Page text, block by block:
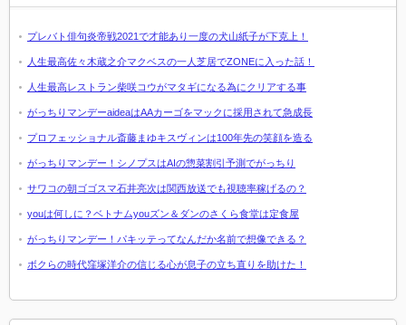
プレバト俳句炎帝戦2021で才能あり一度の犬山紙子が下克上！
人生最高佐々木蔵之介マクベスの一人芝居でZONEに入った話！
人生最高レストラン柴咲コウがマタギになる為にクリアする事
がっちりマンデーaideaはAAカーゴをマックに採用されて急成長
プロフェッショナル斎藤まゆキスヴィンは100年先の笑顔を造る
がっちりマンデー！シノプスはAIの惣菜割引予測でがっちり
サワコの朝ゴゴスマ石井亮次は関西放送でも視聴率稼げるの？
youは何しに？ベトナムyouズン＆ダンのさくら食堂は定食屋
がっちりマンデー！パキッテってなんだか名前で想像できる？
ボクらの時代窪塚洋介の信じる心が息子の立ち直りを助けた！